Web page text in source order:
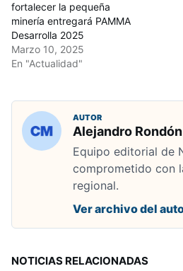
fortalecer la pequeña
minería entregará PAMMA
Desarrolla 2025
Marzo 10, 2025
En "Actualidad"
AUTOR
Alejandro
Equipo editorial de
comprometido con
regional.
Ver archivo del
NOTICIAS RELACIONADAS